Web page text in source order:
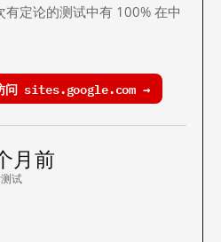
定论的测试中有 100% 在中
问 sites.google.com →
月前
试